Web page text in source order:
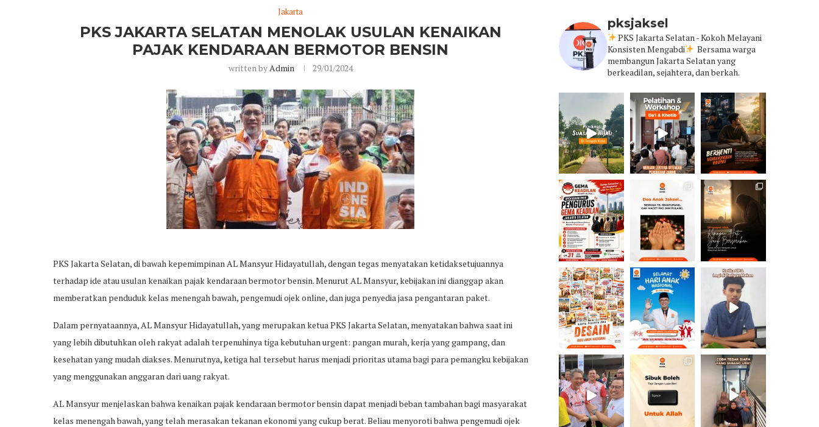
Jakarta
PKS JAKARTA SELATAN MENOLAK USULAN KENAIKAN
PAJAK KENDARAAN BERMOTOR BENSIN
written byAdmin 29/01/2024
PKS Jakarta Selatan, di bawah kepemimpinan AL Mansyur Hidayatullah, dengan tegas menyatakan ketidaksetujuannya
terhadap ide atau usulan kenaikan pajak kendaraan bermotor bensin. Menurut AL Mansyur, kebijakan ini dianggap akan
memberatkan penduduk kelas menengah bawah, pengemudi ojek online, dan juga penyedia jasa pengantaran paket.
Dalam pernyataannya, AL Mansyur Hidayatullah, yang merupakan ketua PKS Jakarta Selatan, menyatakan bahwa saat ini
yang lebih dibutuhkan oleh rakyat adalah terpenuhinya tiga kebutuhan urgent: pangan murah, kerja yang gampang, dan
kesehatan yang mudah diakses. Menurutnya, ketiga hal tersebut harus menjadi prioritas utama bagi para pemangku kebijakan
yang menggunakan anggaran dari uang rakyat.
AL Mansyur menjelaskan bahwa kenaikan pajak kendaraan bermotor bensin dapat menjadi beban tambahan bagi masyarakat
kelas menengah bawah, yang telah merasakan tekanan ekonomi yang cukup berat. Beliau menyoroti bahwa pengemudi ojek
pksjaksel
PKS Jakarta Selatan - Kokoh Melayani
Konsisten Mengabdi
Bersama warga
membangun Jakarta Selatan yang
berkeadilan, sejahtera, dan berkah.